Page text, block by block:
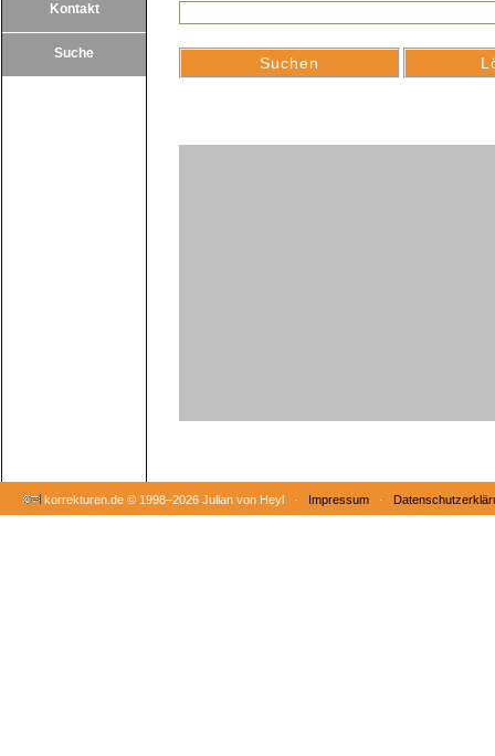
Kontakt
Suche
korrekturen.de © 1998–2026 Julian von Heyl · Impressum ·